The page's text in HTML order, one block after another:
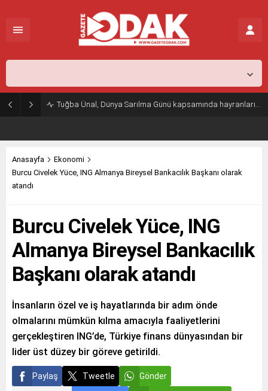
Tuğba Ünal, Dünya Sarılma Günü kapsamında hayranlarıyla buluştu
Anasayfa
Ekonomi
Burcu Civelek Yüce, ING Almanya Bireysel Bankacılık Başkanı olarak
atandı
Burcu Civelek Yüce, ING
Almanya Bireysel Bankacılık
Başkanı olarak atandı
İnsanların özel ve iş hayatlarında bir adım önde
olmalarını mümkün kılma amacıyla faaliyetlerini
gerçekleştiren ING’de, Türkiye finans dünyasından bir
lider üst düzey bir göreve getirildi.
Paylaş Tweetle Gönder